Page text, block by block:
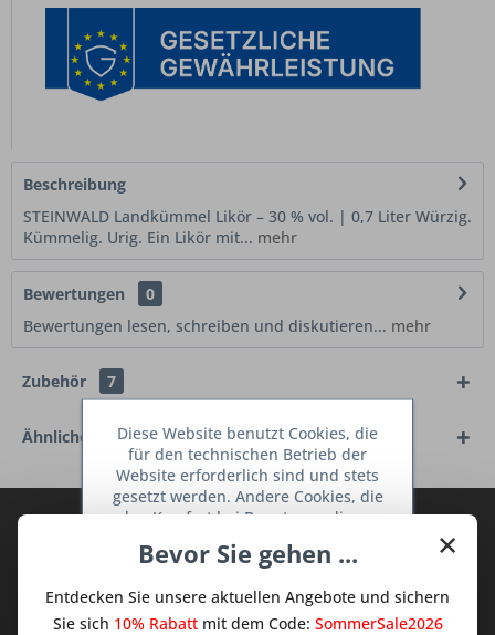
Beschreibung
STEINWALD Landkümmel Likör – 30 % vol. | 0,7 Liter Würzig.
Kümmelig. Urig. Ein Likör mit... mehr
Bewertungen
0
Bewertungen lesen, schreiben und diskutieren... mehr
Zubehör 7
Ähnliche Artikel
Abonnieren Sie den kostenlosen Deine
TraumKüche Newsletter und verpassen
Sie keine Neuigkeit oder Aktion mehr aus
dem Traum Küchen - Shop.
×
Bevor Sie gehen ...
Entdecken Sie unsere aktuellen Angebote und sichern
Sie sich 10% Rabattmit dem Code: SommerSale2026
Diese Website benutzt Cookies, die
für den technischen Betrieb der
Website erforderlich sind und stets
gesetzt werden. Andere Cookies, die
den Komfort bei Benutzung dieser
dienen oder die Interaktion mit
Netzwerken vereinfachen sollen,
werden nur mit Ihrer Zustimmung